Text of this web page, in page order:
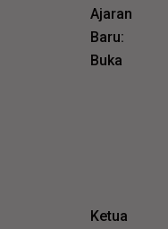
Ajaran
Baru:
Buka
Ketua